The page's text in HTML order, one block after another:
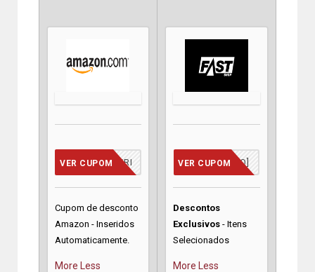
CUPOM INSERIDO
VER CUPOM
Cupom de desconto
Amazon - Inseridos
Automaticamente.
More Less
[JA INCLUSO]
VER CUPOM
Descontos
Exclusivos - Itens
Selecionados
More Less